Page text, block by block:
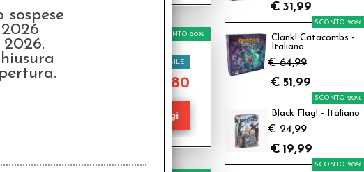
DISPONIBILE
SCONTO 20%
18,80
€ 31,99
Clank! Catacombs -
Italiano
€ 64,99
SCONTO 20%
€ 51,99
Black Flag! - Italiano
€ 24,99
SCONTO 20%
€ 19,99
SCONTO 20%